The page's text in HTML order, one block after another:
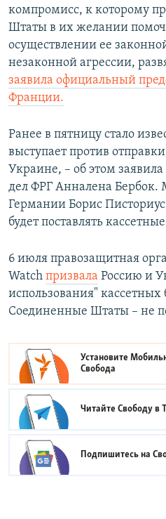
компромисс, к которому
Штаты в их желании
осуществлении ее
незаконной агрессии,
заявила официальный
Франции.
Ранее в пятницу стало
выступает против
Украине, – об этом
дел ФРГ Анналена Бербок.
Германии Борис
будет поставлять
6 июля правозащитная
Watch призвала Россию и
использования" кассетных
Соединенные Штаты – не
Установите
Свобода
Читайте Свободу в
Подпишитесь на